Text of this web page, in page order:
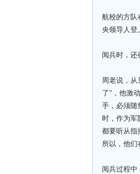
航校的方队
央领导人登
阅兵时，还
周老说，从
了”，他激
手，必须随
时，作为军
都要听从指
所以，他们
阅兵过程中